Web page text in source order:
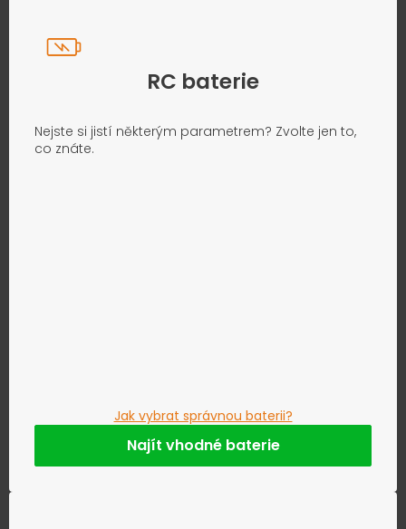
RC baterie
Nejste si jistí některým parametrem? Zvolte jen to,
co znáte.
Jak vybrat správnou baterii?
Najít vhodné baterie